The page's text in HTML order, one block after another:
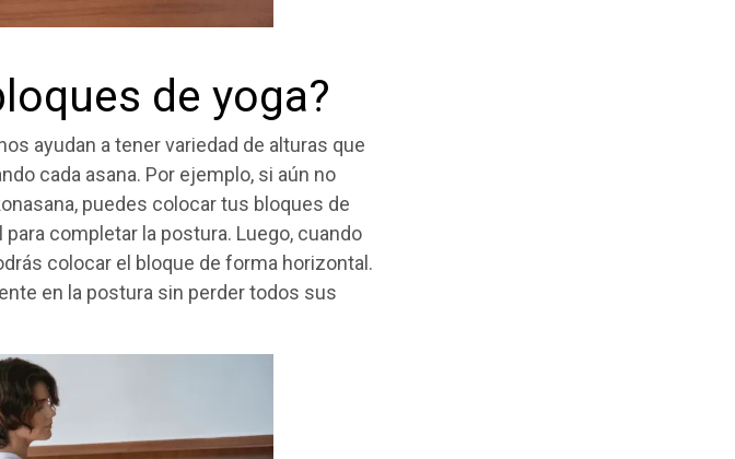
de yoga?
ayudan a tener variedad de alturas que
cada asana. Por ejemplo, si aún no
puedes colocar tus bloques de
completar la postura. Luego, cuando
colocar el bloque de forma horizontal.
en la postura sin perder todos sus